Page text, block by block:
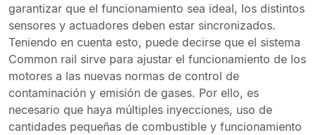
garantizar que el funcionamiento sea ideal, los distintos
sensores y actuadores deben estar sincronizados.
Teniendo en cuenta esto, puede decirse que el sistema
Common rail sirve para ajustar el funcionamiento de los
motores a las nuevas normas de control de
contaminación y emisión de gases. Por ello, es
necesario que haya múltiples inyecciones, uso de
cantidades pequeñas de combustible y funcionamiento